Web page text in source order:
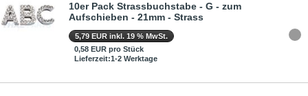
10er Pack Strassbuchstabe - G - zum
Aufschieben - 21mm - Strass
5,79 EUR inkl. 19 % MwSt.
0,58 EUR pro Stück
Lieferzeit:1-2 Werktage